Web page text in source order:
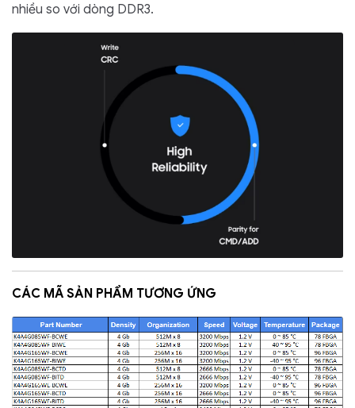
nhiều so với dòng DDR3.
CÁC MÃ SẢN PHẨM TƯƠNG ỨNG